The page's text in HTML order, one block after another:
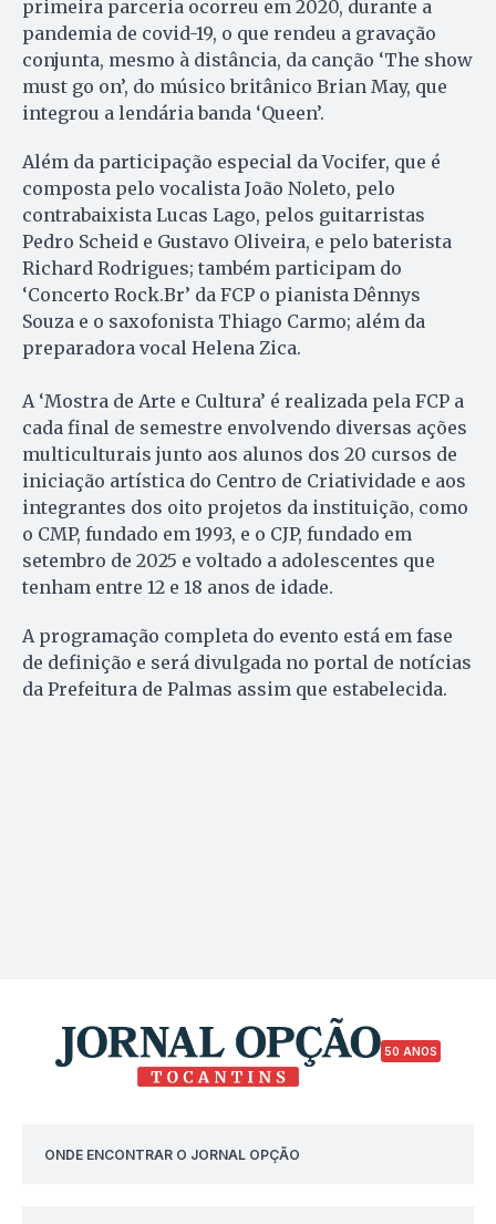
primeira parceria ocorreu em 2020, durante a
pandemia de covid-19, o que rendeu a gravação
conjunta, mesmo à distância, da canção ‘The show
must go on’, do músico britânico Brian May, que
integrou a lendária banda ‘Queen’.
Além da participação especial da Vocifer, que é
composta pelo vocalista João Noleto, pelo
contrabaixista Lucas Lago, pelos guitarristas
Pedro Scheid e Gustavo Oliveira, e pelo baterista
Richard Rodrigues; também participam do
‘Concerto Rock.Br’ da FCP o pianista Dênnys
Souza e o saxofonista Thiago Carmo; além da
preparadora vocal Helena Zica.
A ‘Mostra de Arte e Cultura’ é realizada pela FCP a
cada final de semestre envolvendo diversas ações
multiculturais junto aos alunos dos 20 cursos de
iniciação artística do Centro de Criatividade e aos
integrantes dos oito projetos da instituição, como
o CMP, fundado em 1993, e o CJP, fundado em
setembro de 2025 e voltado a adolescentes que
tenham entre 12 e 18 anos de idade.
A programação completa do evento está em fase
de definição e será divulgada no portal de notícias
da Prefeitura de Palmas assim que estabelecida.
50 ANOS
ONDE ENCONTRAR O JORNAL OPÇÃO